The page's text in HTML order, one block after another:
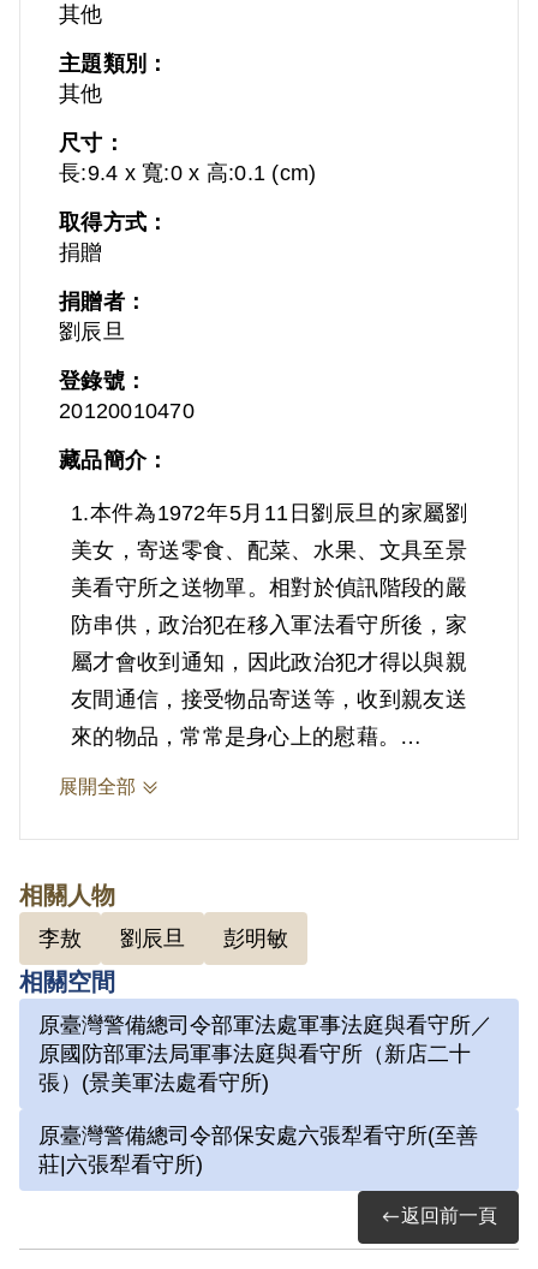
其他
主題類別：
其他
尺寸：
長:9.4 x 寬:0 x 高:0.1 (cm)
取得方式：
捐贈
捐贈者：
劉辰旦
登錄號：
20120010470
藏品簡介：
1.本件為1972年5月11日劉辰旦的家屬劉
美女，寄送零食、配菜、水果、文具至景
美看守所之送物單。相對於偵訊階段的嚴
防串供，政治犯在移入軍法看守所後，家
屬才會收到通知，因此政治犯才得以與親
友間通信，接受物品寄送等，收到親友送
來的物品，常常是身心上的慰藉。
因涉「彭明敏案」、「臺南美國新聞處爆
炸案」、「李敖案」被捕，時任水泥公司
屏東營業所管理員；被捕後拘禁於警備總
司令部保安總處地下室及六張犁看守所進
行偵訊長達近一年。1972年移送景美軍
法處看守所，判決結果處以15年有期徒
刑。服刑期間因美術老師婉拒函授，決意
板為桌，開始獄中書畫生涯。獄中囚禁於
六號牢房，在狹小的方形牢獄中，房內六
個面構築出一塊個人場域，乃自稱「六大
山人」。1975年經上訴及國際特赦組織
展開全部
相關人物
李敖 劉辰旦 彭明敏
相關空間
原臺灣警備總司令部軍法處軍事法庭與看守所／
原國防部軍法局軍事法庭與看守所（新店二十
張）(景美軍法處看守所)
原臺灣警備總司令部保安處六張犁看守所(至善
莊|六張犁看守所)
返回前一頁